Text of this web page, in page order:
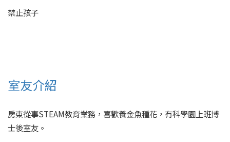
禁止孩子
室友介紹
房東從事STEAM教育業務，喜歡養金魚種花，有科學園上班博
士後室友。